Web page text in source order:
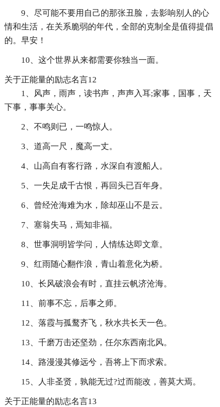
9、尽可能不要用自己的那张丑脸，去影响别人的心
情和生活，在关系脆弱的年代，全部的克制全是值得提倡
的。早安！
10、这个世界从来都需要你独当一面。
关于正能量的励志名言12
1、风声，雨声，读书声，声声入耳;家事，国事，天
下事，事事关心。
2、不鸣则已，一鸣惊人。
3、道高一尺，魔高一丈。
4、山高自有客行路，水深自有渡船人。
5、一失足成千古恨，再回头已百年身。
6、曾经沧海难为水，除却巫山不是云。
7、塞翁失马，焉知非福。
8、世事洞明皆学问，人情练达即文章。
9、红雨随心翻作浪，青山着意化为桥。
10、长风破浪会有时，直挂云帆济沧海。
11、前事不忘，后事之师。
12、落霞与孤鹜齐飞，秋水共长天一色。
13、千磨万击还坚劲，任尔东西南北风。
14、路漫漫其修远兮，吾将上下而求索。
15、人非圣贤，孰能无过?过而能改，善莫大焉。
关于正能量的励志名言13